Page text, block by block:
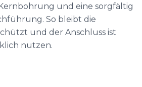
und eine sorgfältig
So bleibt die
und der Anschluss ist
nutzen.